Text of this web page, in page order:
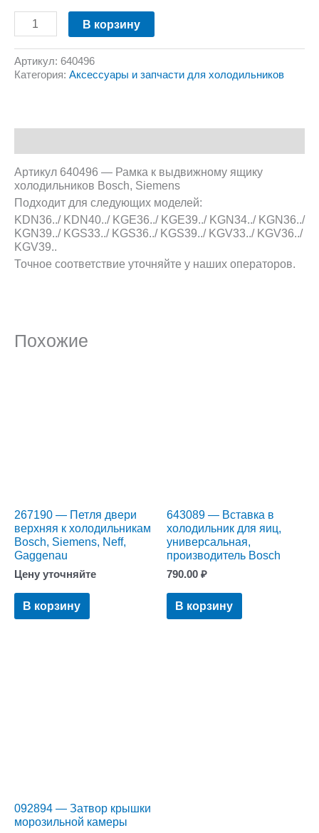
В корзину
Артикул: 640496
Категория: Аксессуары и запчасти для холодильников
Артикул 640496 — Рамка к выдвижному ящику
холодильников Bosch, Siemens
Подходит для следующих моделей:
KDN36../ KDN40../ KGE36../ KGE39../ KGN34../ KGN36../
KGN39../ KGS33../ KGS36../ KGS39../ KGV33../ KGV36../
KGV39..
Точное соответствие уточняйте у наших операторов.
Похожие
267190 — Петля двери
верхняя к холодильникам
Bosch, Siemens, Neff,
Gaggenau
Цену уточняйте
В корзину
643089 — Вставка в
холодильник для яиц,
универсальная,
производитель Bosch
790.00 ₽
В корзину
092894 — Затвор крышки
морозильной камеры